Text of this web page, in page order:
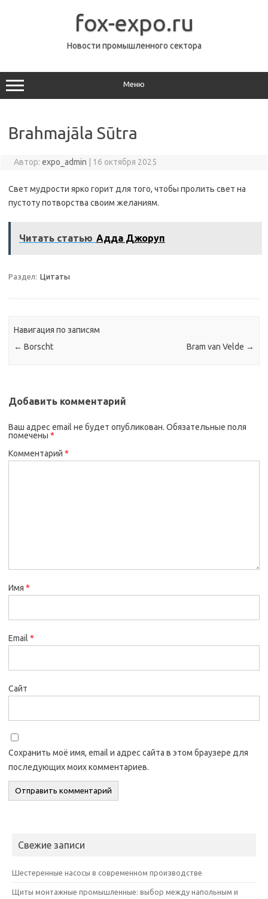
fox-expo.ru
Новости промышленного сектора
Меню
Brahmajāla Sūtra
Автор: expo_admin 16 октября 2025
Свет мудрости ярко горит для того, чтобы пролить свет на
пустоту потворства своим желаниям.
Читать статью Адда Джоруп
Раздел: Цитаты
Навигация по записям
← Borscht Bram van Velde →
Добавить комментарий
Ваш адрес email не будет опубликован. Обязательные поля
помечены *
Комментарий *
Имя *
Email *
Сайт
Сохранить моё имя, email и адрес сайта в этом браузере для
последующих моих комментариев.
Свежие записи
Шестеренные насосы в современном производстве
Щиты монтажные промышленные: выбор между напольным и